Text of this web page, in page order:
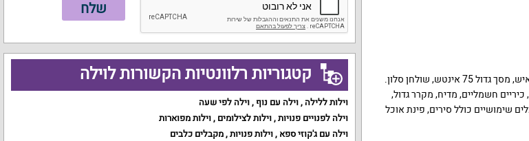
אורחי הווילה נהנים מסלון עם פינת ישיבה יוקרתית ל-8 איש, מסך גדול 75 אינטש, שולחן סלון.
חשמליים, מדיח, מקרר גדול,
שימושיים כולל סירים, פינת אוכל
קטגוריות רלוונטיות הקשורות לוילה
וילות ללילה ,וילה עם נוף ,וילה לפי שעה
וילה לפנויים פנויות,וילות לצילומים ,וילות מפוארות
וילה עם ג'קוזי ספא ,וילות פנויות,מקבלים כלבים